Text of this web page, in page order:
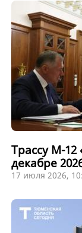
Трассу М-12
декабре
17 июля 2026,